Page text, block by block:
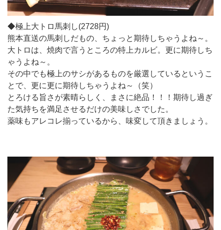
◆極上大トロ馬刺し(2728円)
熊本直送の馬刺しだもの、ちょっと期待しちゃうよね～。
大トロは、焼肉で言うところの特上カルビ。更に期待しち
ゃうよね～。
その中でも極上のサシがあるものを厳選しているというこ
とで、更に更に期待しちゃうよね～（笑）
とろける旨さが素晴らしく、まさに絶品！！！期待し過ぎ
た気持ちを満足させるだけの美味しさでした。
薬味もアレコレ揃っているから、味変して頂きましょう。